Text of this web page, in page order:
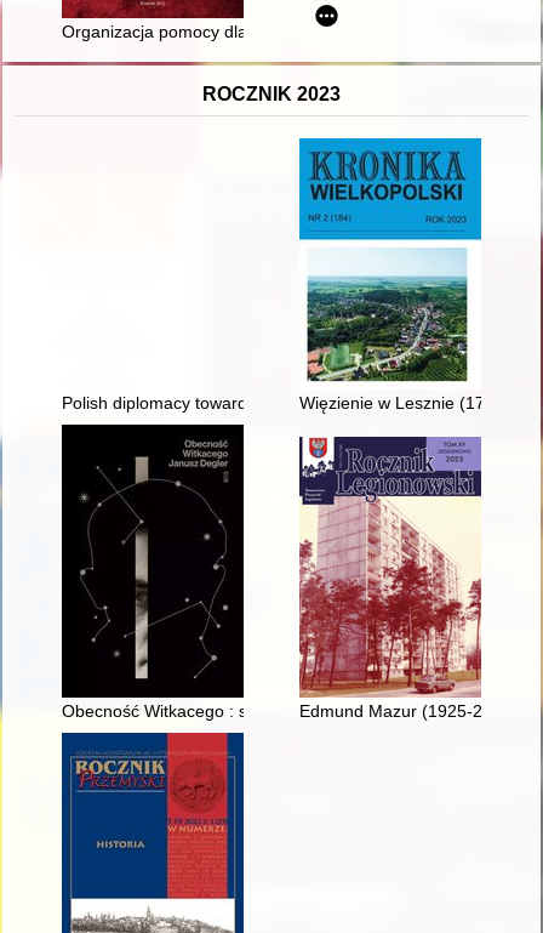
Organizacja pomocy dla polskich ofiar wojny : wrzesień 1939
ROCZNIK 2023
Polish diplomacy towards the events in Czechoslovakia in
Więzienie w Lesznie (1793-
Obecność Witkacego : szkice i materiały do dziejów recepcji
Edmund Mazur (1925-2016)